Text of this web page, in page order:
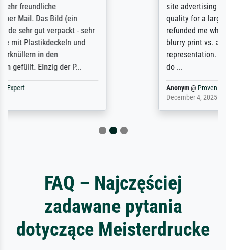
site advertising giclee print quality. The
quality for a large print was atrocious. They
refunded me when I sent pictures of the
blurry print vs. a Wikipedia commons
representation. They stated they couldn't
do ...
FAQ – Najczęściej
zadawane pytania
dotyczące Meisterdrucke